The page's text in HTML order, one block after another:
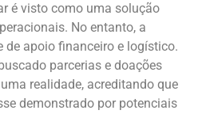
é visto como uma solução
No entanto, a
de apoio financeiro e logístico.
parcerias e doações
realidade, acreditando que
demonstrado por potenciais